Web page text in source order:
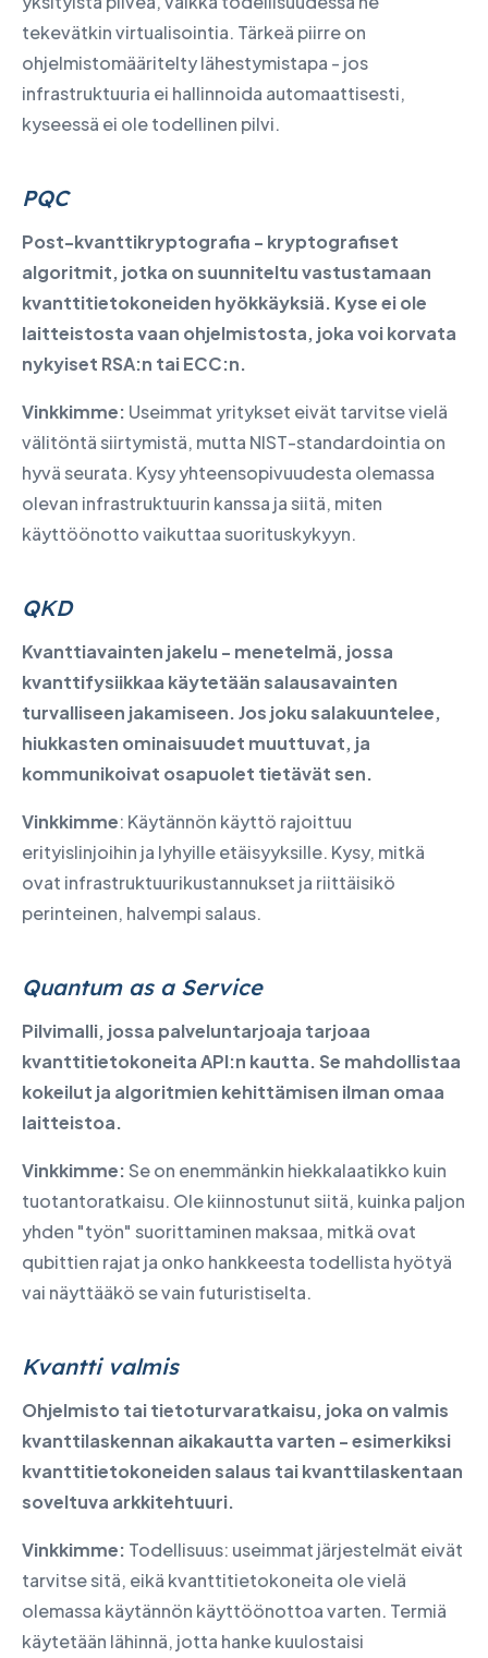
tekevätkin virtualisointia. Tärkeä piirre on
ohjelmistomääritelty lähestymistapa - jos
infrastruktuuria ei hallinnoida automaattisesti,
kyseessä ei ole todellinen pilvi.
PQC
Post-kvanttikryptografia - kryptografiset
algoritmit, jotka on suunniteltu vastustamaan
kvanttitietokoneiden hyökkäyksiä. Kyse ei ole
laitteistosta vaan ohjelmistosta, joka voi korvata
nykyiset RSA:n tai ECC:n.
Vinkkimme: Useimmat yritykset eivät tarvitse vielä
välitöntä siirtymistä, mutta NIST-standardointia on
hyvä seurata. Kysy yhteensopivuudesta olemassa
olevan infrastruktuurin kanssa ja siitä, miten
käyttöönotto vaikuttaa suorituskykyyn.
QKD
Kvanttiavainten jakelu - menetelmä, jossa
kvanttifysiikkaa käytetään salausavainten
turvalliseen jakamiseen. Jos joku salakuuntelee,
hiukkasten ominaisuudet muuttuvat, ja
kommunikoivat osapuolet tietävät sen.
Vinkkimme: Käytännön käyttö rajoittuu
erityislinjoihin ja lyhyille etäisyyksille. Kysy, mitkä
ovat infrastruktuurikustannukset ja riittäisikö
perinteinen, halvempi salaus.
Quantum as a Service
Pilvimalli, jossa palveluntarjoaja tarjoaa
kvanttitietokoneita API:n kautta. Se mahdollistaa
kokeilut ja algoritmien kehittämisen ilman omaa
laitteistoa.
Vinkkimme:Se on enemmänkin hiekkalaatikko kuin
tuotantoratkaisu. Ole kiinnostunut siitä, kuinka paljon
yhden "työn" suorittaminen maksaa, mitkä ovat
qubittien rajat ja onko hankkeesta todellista hyötyä
vai näyttääkö se vain futuristiselta.
Kvantti valmis
Ohjelmisto tai tietoturvaratkaisu, joka on valmis
kvanttilaskennan aikakautta varten - esimerkiksi
kvanttitietokoneiden salaus tai kvanttilaskentaan
soveltuva arkkitehtuuri.
Vinkkimme: Todellisuus: useimmat järjestelmät eivät
tarvitse sitä, eikä kvanttitietokoneita ole vielä
olemassa käytännön käyttöönottoa varten. Termiä
käytetään lähinnä, jotta hanke kuulostaisi